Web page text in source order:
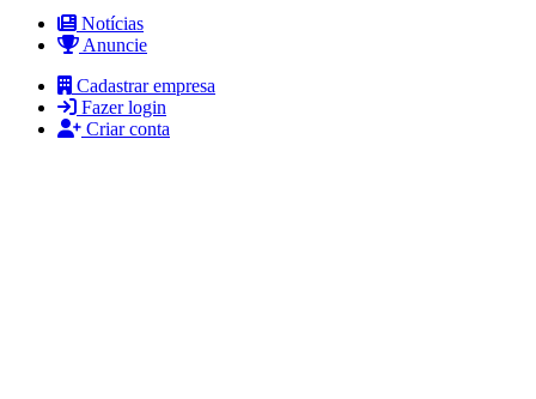
Notícias
Anuncie
Cadastrar empresa
Fazer login
Criar conta